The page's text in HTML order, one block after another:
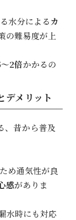
水分による カ
の難易度が上
2倍かかるの
メリット
、昔から普及
め通気性が良
感がありま
水時にも対応